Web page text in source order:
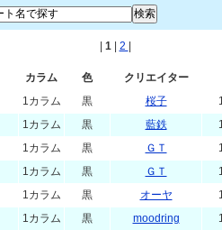
1 2
カラム 色
クリエイター
1カラム 黒 桜子
1カラム 黒 藍鉄
1カラム 黒 ＧＴ
1カラム 黒 ＧＴ
1カラム 黒 オーヤ
1カラム 黒 moodring